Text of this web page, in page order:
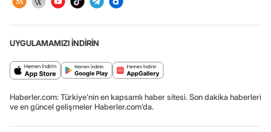
UYGULAMAMIZI İNDİRİN
Haberler.com: Türkiye’nin en kapsamlı haber sitesi. Son dakika haberleri
ve en güncel gelişmeler Haberler.com’da.